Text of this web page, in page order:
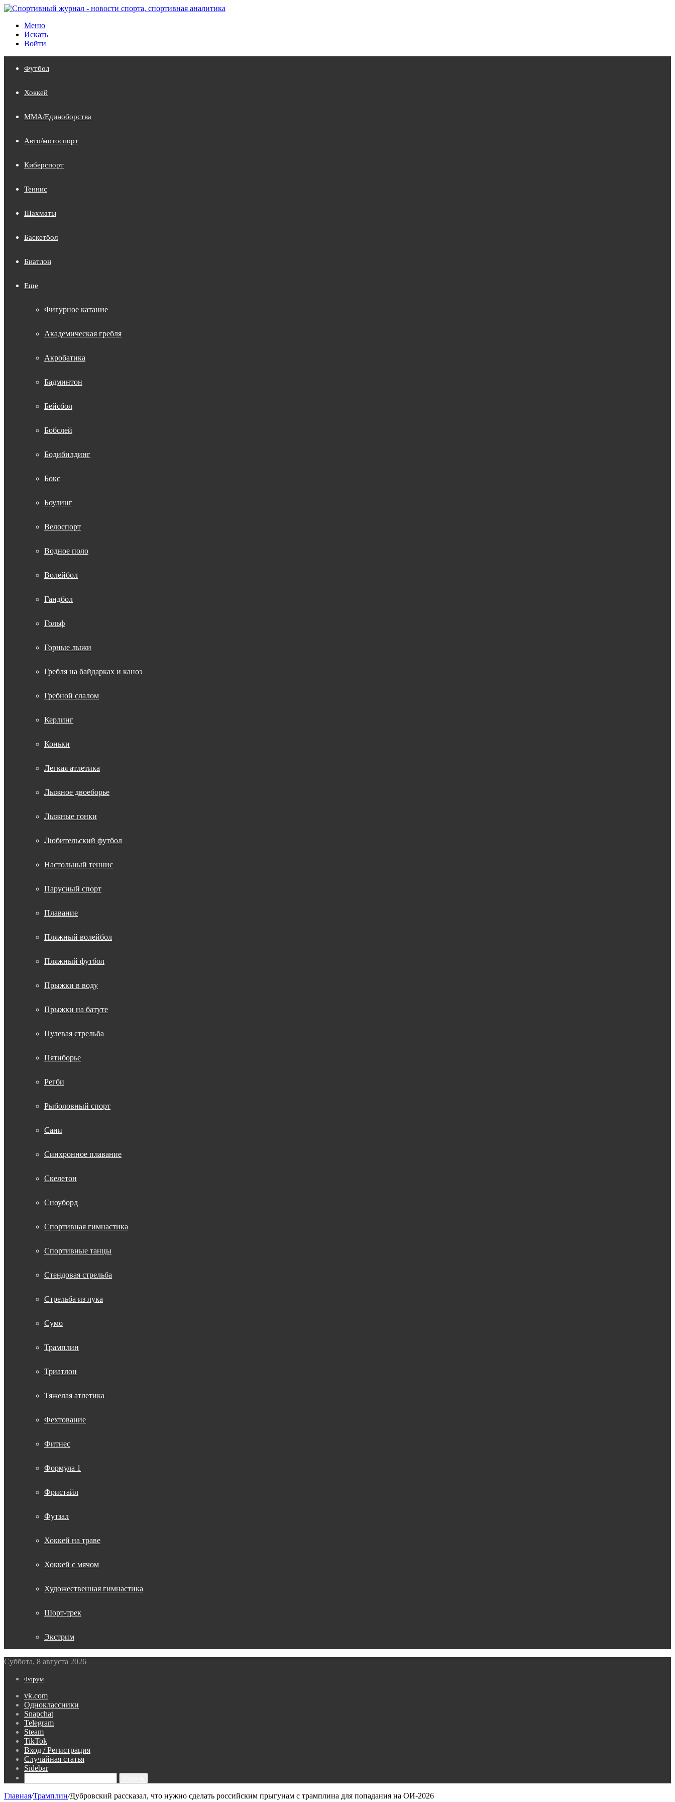
Меню
Искать
Войти
Футбол
Хоккей
MMA/Единоборства
Авто/мотоспорт
Киберспорт
Теннис
Шахматы
Баскетбол
Биатлон
Еще
Фигурное катание
Академическая гребля
Акробатика
Бадминтон
Бейсбол
Бобслей
Бодибилдинг
Бокс
Боулинг
Велоспорт
Водное поло
Волейбол
Гандбол
Гольф
Горные лыжи
Гребля на байдарках и каноэ
Гребной слалом
Керлинг
Коньки
Легкая атлетика
Лыжное двоеборье
Лыжные гонки
Любительский футбол
Настольный теннис
Парусный спорт
Плавание
Пляжный волейбол
Пляжный футбол
Прыжки в воду
Прыжки на батуте
Пулевая стрельба
Пятиборье
Регби
Рыболовный спорт
Сани
Синхронное плавание
Скелетон
Сноуборд
Спортивная гимнастика
Спортивные танцы
Стендовая стрельба
Стрельба из лука
Сумо
Трамплин
Триатлон
Тяжелая атлетика
Фехтование
Фитнес
Формула 1
Фристайл
Футзал
Хоккей на траве
Хоккей с мячом
Художественная гимнастика
Шорт-трек
Экстрим
Суббота, 8 августа 2026
Форум
vk.com
Одноклассники
Snapchat
Telegram
Steam
TikTok
Вход / Регистрация
Случайная статья
Sidebar
Главная/Трамплин/Дубровский рассказал, что нужно сделать российским прыгунам с трамплина для попадания на ОИ‑2026